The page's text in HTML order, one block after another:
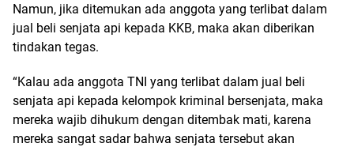
Namun, jika ditemukan ada anggota yang terlibat dalam
jual beli senjata api kepada KKB, maka akan diberikan
tindakan tegas.
“Kalau ada anggota TNI yang terlibat dalam jual beli
senjata api kepada kelompok kriminal bersenjata, maka
mereka wajib dihukum dengan ditembak mati, karena
mereka sangat sadar bahwa senjata tersebut akan